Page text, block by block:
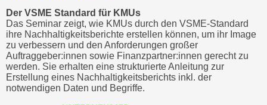
Der VSME Standard für KMUs
Das Seminar zeigt, wie KMUs durch den VSME-Standard
ihre Nachhaltigkeitsberichte erstellen können, um ihr Image
zu verbessern und den Anforderungen großer
Auftraggeber:innen sowie Finanzpartner:innen gerecht zu
werden. Sie erhalten eine strukturierte Anleitung zur
Erstellung eines Nachhaltigkeitsberichts inkl. der
notwendigen Daten und Begriffe.